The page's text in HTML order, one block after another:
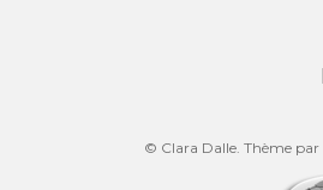
© Clara Dalle. Thème par